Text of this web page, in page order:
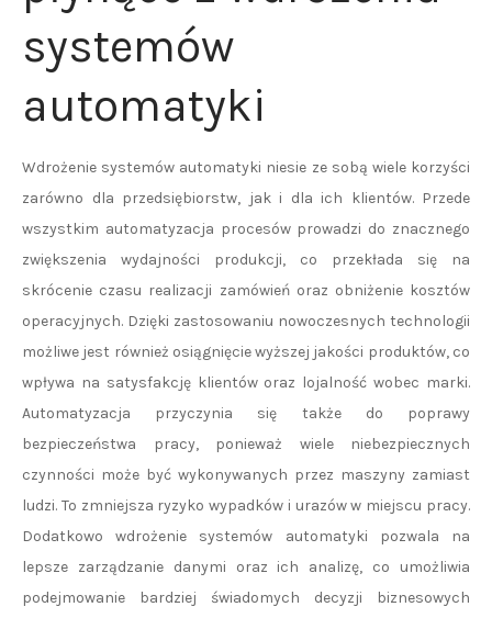
systemów
automatyki
Wdrożenie systemów automatyki niesie ze sobą wiele korzyści
zarówno dla przedsiębiorstw, jak i dla ich klientów. Przede
wszystkim automatyzacja procesów prowadzi do znacznego
zwiększenia wydajności produkcji, co przekłada się na
skrócenie czasu realizacji zamówień oraz obniżenie kosztów
operacyjnych. Dzięki zastosowaniu nowoczesnych technologii
możliwe jest również osiągnięcie wyższej jakości produktów, co
wpływa na satysfakcję klientów oraz lojalność wobec marki.
Automatyzacja przyczynia się także do poprawy
bezpieczeństwa pracy, ponieważ wiele niebezpiecznych
czynności może być wykonywanych przez maszyny zamiast
ludzi. To zmniejsza ryzyko wypadków i urazów w miejscu pracy.
Dodatkowo wdrożenie systemów automatyki pozwala na
lepsze zarządzanie danymi oraz ich analizę, co umożliwia
podejmowanie bardziej świadomych decyzji biznesowych